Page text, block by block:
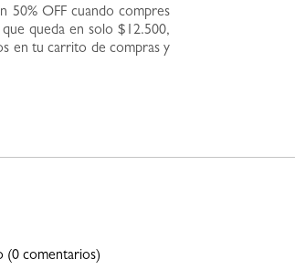
50% OFF cuando compres
queda en solo $12.500,
en tu carrito de compras y
(0 comentarios)